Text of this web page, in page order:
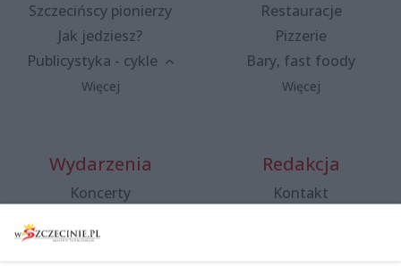
Szczecińscy pionierzy
Jak jedziesz?
Publicystyka - cykle
Więcej
Restauracje
Pizzerie
Bary, fast foody
Więcej
Wydarzenia
Koncerty
Spacery i oprowadzania
Redakcja
Kontakt